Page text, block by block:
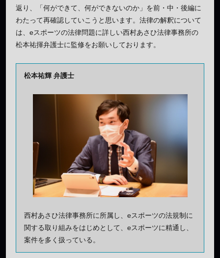
返り、「何ができて、何ができないのか」を前・中・後編に
わたって再確認していこうと思います。法律の解釈について
は、eスポーツの法律問題に詳しい西村あさひ法律事務所の
松本祐揮弁護士に監修をお願いしております。
松本祐輝 弁護士
西村あさひ法律事務所に所属し、eスポーツの法規制に
関する取り組みをはじめとして、eスポーツに精通し、
案件を多く扱っている。